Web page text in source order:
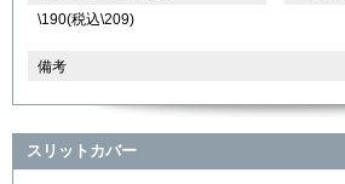
\190(税込\209)
備考
スリットカバー